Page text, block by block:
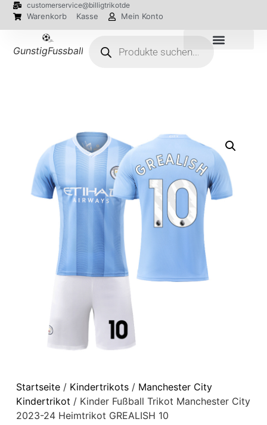
customerservice@billigtrikotde
Warenkorb Kasse Mein Konto
GunstigFussballTrikot
Startseite/ Kindertrikots/ Manchester City
Kindertrikot / Kinder Fußball Trikot Manchester City
2023-24 Heimtrikot GREALISH 10